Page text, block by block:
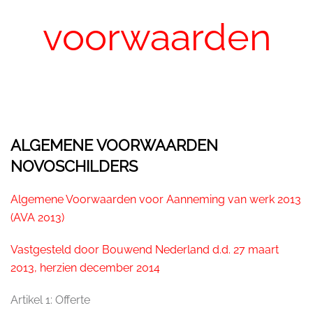
voorwaarden
ALGEMENE VOORWAARDEN
NOVOSCHILDERS
Algemene Voorwaarden voor Aanneming van werk 2013
(AVA 2013)
Vastgesteld door Bouwend Nederland d.d. 27 maart
2013, herzien december 2014
Artikel 1: Offerte